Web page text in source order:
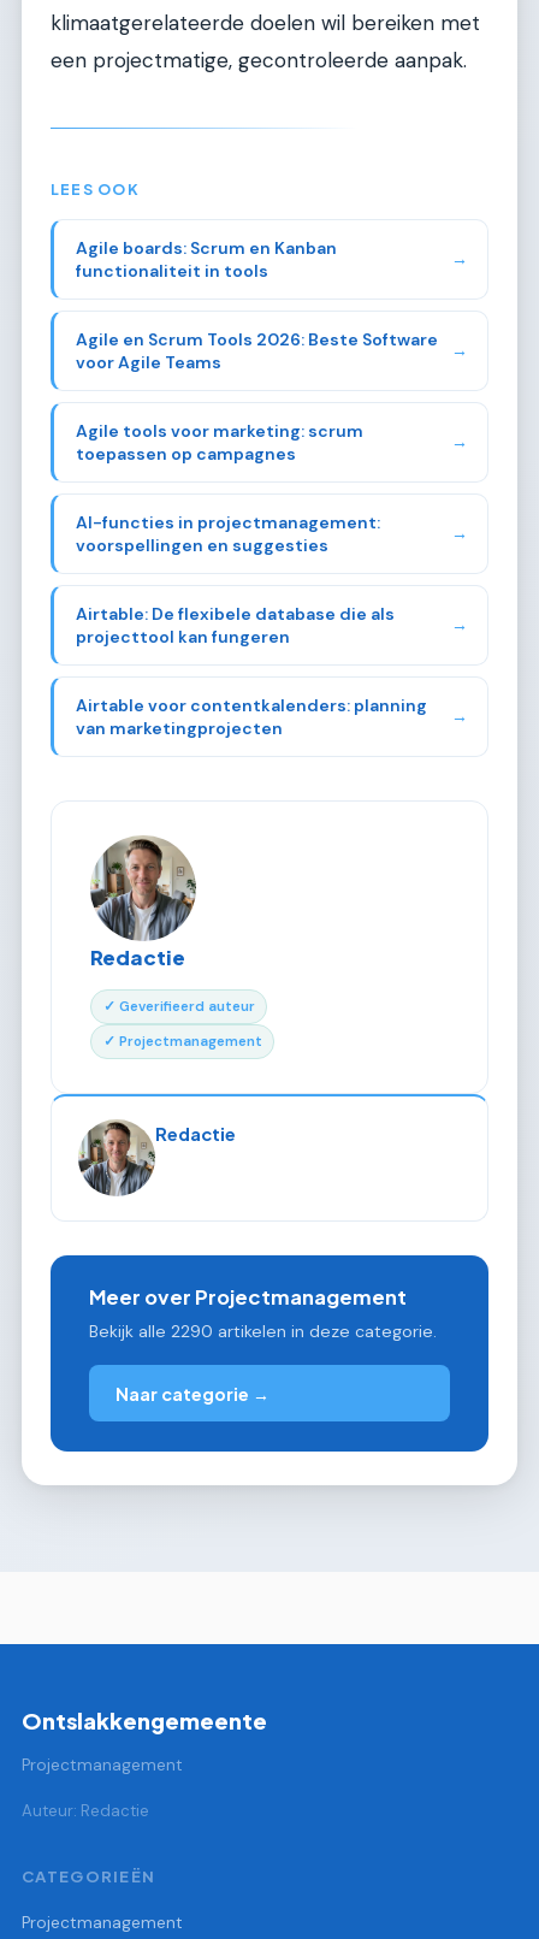
klimaatgerelateerde doelen wil bereiken met
een projectmatige, gecontroleerde aanpak.
LEES OOK
Agile boards: Scrum en Kanban
functionaliteit in tools
→
Agile en Scrum Tools 2026: Beste Software
voor Agile Teams
→
Agile tools voor marketing: scrum
toepassen op campagnes
→
AI-functies in projectmanagement:
voorspellingen en suggesties
→
Airtable: De flexibele database die als
projecttool kan fungeren
→
Airtable voor contentkalenders: planning
van marketingprojecten
→
Redactie
✓ Geverifieerd auteur
✓ Projectmanagement
Redactie
Meer over Projectmanagement
Bekijk alle 2290 artikelen in deze categorie.
Naar categorie →
Ontslakkengemeente
Projectmanagement
Auteur: Redactie
CATEGORIEËN
Projectmanagement